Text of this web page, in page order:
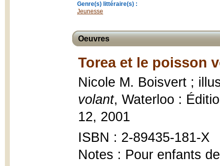
Genre(s) littéraire(s) :
Jeunesse
Oeuvres
Torea et le poisson
Nicole M. Boisvert ;
volant, Waterloo :
12, 2001
ISBN : 2-89435-181-X
Notes : Pour enfants